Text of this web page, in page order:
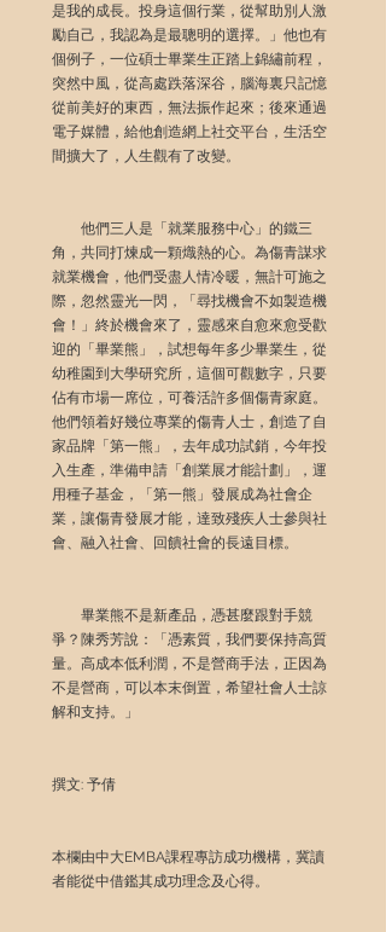
是我的成長。投身這個行業，從幫助別人激
勵自己，我認為是最聰明的選擇。」他也有
個例子，一位碩士畢業生正踏上錦繡前程，
突然中風，從高處跌落深谷，腦海裏只記憶
從前美好的東西，無法振作起來；後來通過
電子媒體，給他創造網上社交平台，生活空
間擴大了，人生觀有了改變。
他們三人是「就業服務中心」的鐵三
角，共同打煉成一顆熾熱的心。為傷青謀求
就業機會，他們受盡人情冷暖，無計可施之
際，忽然靈光一閃，「尋找機會不如製造機
會！」終於機會來了，靈感來自愈來愈受歡
迎的「畢業熊」，試想每年多少畢業生，從
幼稚園到大學研究所，這個可觀數字，只要
佔有市場一席位，可養活許多個傷青家庭。
他們領着好幾位專業的傷青人士，創造了自
家品牌「第一熊」，去年成功試銷，今年投
入生產，準備申請「創業展才能計劃」，運
用種子基金，「第一熊」發展成為社會企
業，讓傷青發展才能，達致殘疾人士參與社
會、融入社會、回饋社會的長遠目標。
畢業熊不是新產品，憑甚麼跟對手競
爭？陳秀芳說：「憑素質，我們要保持高質
量。高成本低利潤，不是營商手法，正因為
不是營商，可以本末倒置，希望社會人士諒
解和支持。」
撰文: 予倩
本欄由中大EMBA課程專訪成功機構，冀讀
者能從中借鑑其成功理念及心得。